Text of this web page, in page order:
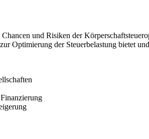
und Risiken der
Optimierung der Steuerbelastung bietet